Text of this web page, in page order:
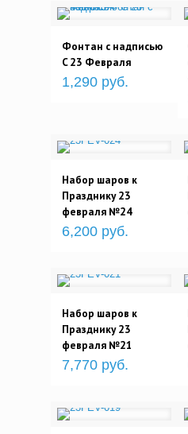
Фонтан с надписью
C 23 Февраля
1,290 руб.
Набор шаров к
Празднику 23
февраля №24
6,200 руб.
Набор шаров к
Празднику 23
февраля №21
7,770 руб.